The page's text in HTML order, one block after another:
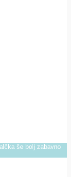
še bolj zabavno